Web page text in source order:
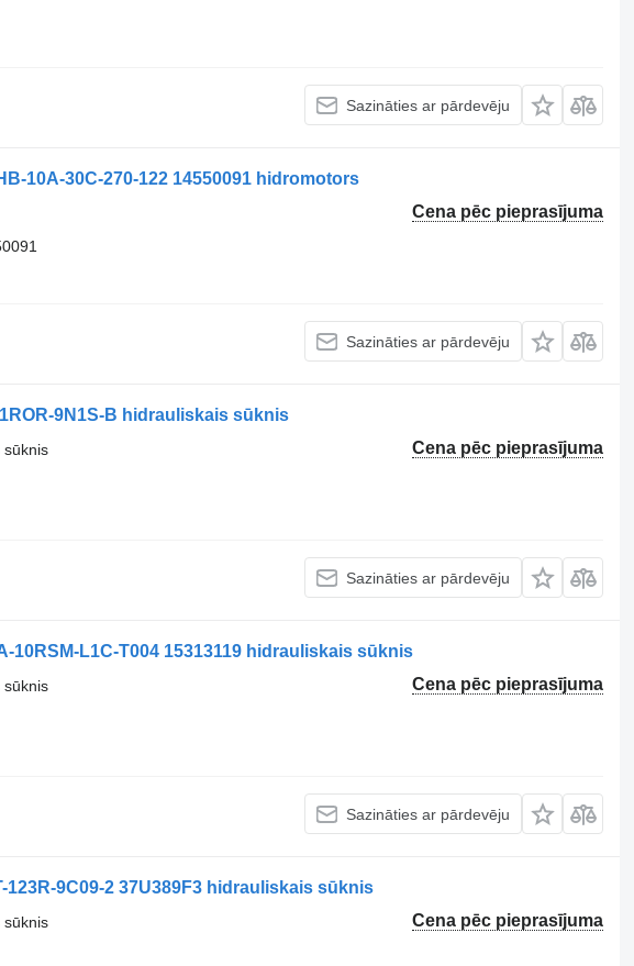
Sazināties ar pārdevēju
10A-30C-270-122 14550091 hidromotors
Cena pēc pieprasījuma
Sazināties ar pārdevēju
9N1S-B hidrauliskais sūknis
Cena pēc pieprasījuma
sūknis
Sazināties ar pārdevēju
10RSM-L1C-T004 15313119 hidrauliskais sūknis
Cena pēc pieprasījuma
sūknis
Sazināties ar pārdevēju
123R-9C09-2 37U389F3 hidrauliskais sūknis
Cena pēc pieprasījuma
sūknis